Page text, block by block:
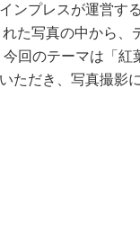
ンプレスが運営す
れた写真の中から
回のテーマは「
ただき、写真撮影